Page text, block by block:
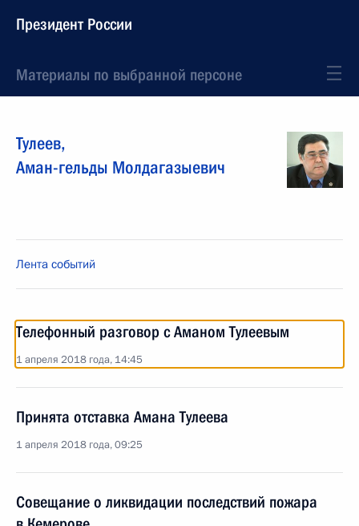
Президент России
Материалы по выбранной персоне
Тулеев,
Аман-гельды Молдагазыевич
Лента событий
Телефонный разговор с Аманом Тулеевым
1 апреля 2018 года, 14:45
Принята отставка Амана Тулеева
1 апреля 2018 года, 09:25
Совещание о ликвидации последствий пожара